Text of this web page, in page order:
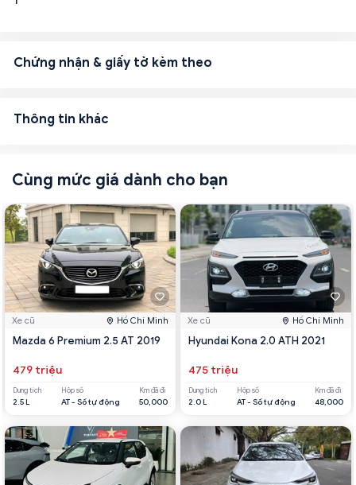
Chứng nhận & giấy tờ kèm theo
Thông tin khác
Cùng mức giá dành cho bạn
Xe cũ Hồ Chí Minh
Mazda 6 Premium 2.5 AT 2019
479 triệu
Dung tích
2.5 L
Hộp số
AT - Số tự động
Km đã đi
50,000
Xe cũ Hồ Chí Minh
Hyundai Kona 2.0 ATH 2021
475 triệu
Dung tích
2.0 L
Hộp số
AT - Số tự động
Km đã đi
48,000